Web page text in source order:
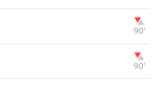
90‎’‎
90‎’‎